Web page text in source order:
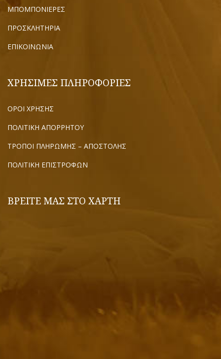
ΜΠΟΜΠΟΝΙΕΡΕΣ
ΠΡΟΣΚΛΗΤΗΡΙΑ
ΕΠΙΚΟΙΝΩΝΙΑ
ΧΡΗΣΙΜΕΣ ΠΛΗΡΟΦΟΡΙΕΣ
ΟΡΟΙ ΧΡΗΣΗΣ
ΠΟΛΙΤΙΚΗ ΑΠΟΡΡΗΤΟΥ
ΤΡΟΠΟΙ ΠΛΗΡΩΜΗΣ – ΑΠΟΣΤΟΛΗΣ
ΠΟΛΙΤΙΚΗ ΕΠΙΣΤΡΟΦΩΝ
ΒΡΕΙΤΕ ΜΑΣ ΣΤΟ ΧΑΡΤΗ